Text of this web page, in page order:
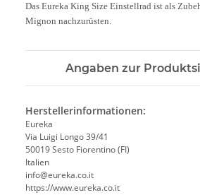
Das Eureka King Size Einstellrad ist als
Mignon nachzurüsten.
Angaben zur
Herstellerinformationen:
Eureka
Via Luigi Longo 39/41
50019 Sesto Fiorentino (FI)
Italien
info@eureka.co.it
https://www.eureka.co.it